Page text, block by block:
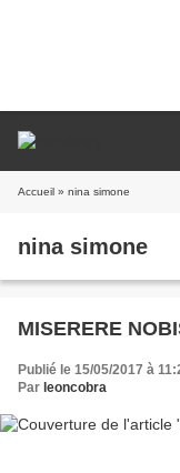
Accueil » nina simone
nina simone
MISERERE
Publié le 15/05/2017 à
Par leoncobra